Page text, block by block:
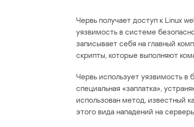
Червь получает доступ к Linux
уязвимость в системе
записывает себя на главный
скрипты, которые выполняют
Червь использует уязвимость в
специальная «заплатка»,
использован метод, известный
этого вида нападений на